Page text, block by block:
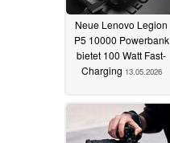
Neue Lenovo Legion
P5 10000 Powerbank
bietet 100 Watt Fast-
Charging 13.05.2026